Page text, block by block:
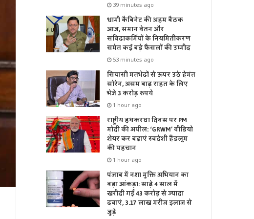
39 minutes ago
धामी कैबिनेट की अहम बैठक
आज, समान वेतन और
संविदाकर्मियों के नियमितीकरण
समेत कई बड़े फैसलों की उम्मीद
53 minutes ago
सियासी मतभेदों से ऊपर उठे हेमंत
सोरेन, असम बाढ़ राहत के लिए
भेजे 3 करोड़ रुपये
1 hour ago
राष्ट्रीय हथकरघा दिवस पर PM
मोदी की अपील: ‘GRWM’ वीडियो
शेयर कर बढ़ाएं स्वदेशी हैंडलूम
की पहचान
1 hour ago
पंजाब में नशा मुक्ति अभियान का
बड़ा आंकड़ा: साढ़े 4 साल में
खरीदी गईं 43 करोड़ से ज्यादा
दवाएं, 3.17 लाख मरीज इलाज से
जुड़े